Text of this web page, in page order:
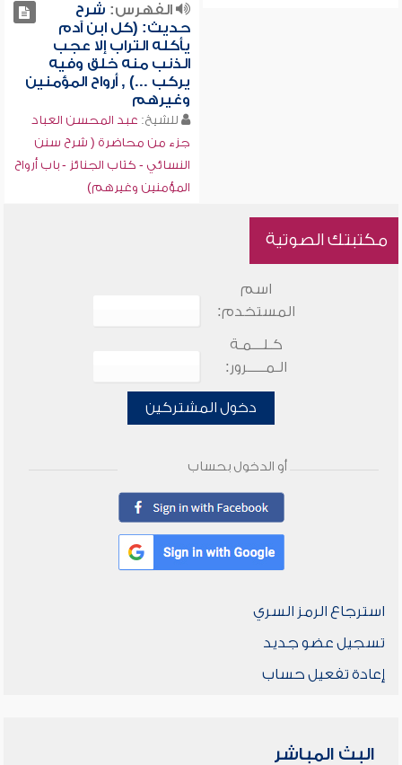
الفهرس: شرح
حديث: (كل ابن آدم
يأكله التراب إلا عجب
الذنب منه خلق وفيه
يركب ...) , أرواح المؤمنين
وغيرهم
للشيخ: عبد المحسن العباد
جزء من محاضرة ( شرح سنن
النسائي - كتاب الجنائز - باب أرواح
المؤمنين وغيرهم)
مكتبتك الصوتية
اسم
المستخدم:
كـلـــمـة
الـمـــــرور:
دخول المشتركين
أو الدخول بحساب
استرجاع الرمز السري
تسجيل عضو جديد
إعادة تفعيل حساب
البث المباشر